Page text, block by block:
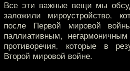
Все эти важные вещи мы
заложили мироустройство,
после Первой мировой
паллиативным,
противоречия, которые в
Второй мировой войне.